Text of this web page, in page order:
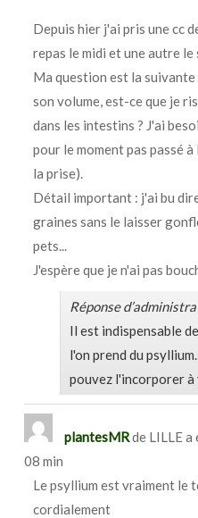
Depuis hier j'ai pris une cc
repas le midi et une autre le
Ma question est la
son volume, est-ce que je
dans les intestins ? J'ai
pour le moment pas passé
la prise).
Détail important : j'ai bu
graines sans le laisser
pets...
J'espère que je n'ai pas
Réponse
Il est indispensable
l'on prend du
pouvez l'incorporer à
plantesMRde LILLEa
08 min
Le psyllium est vraiment le
cordialement